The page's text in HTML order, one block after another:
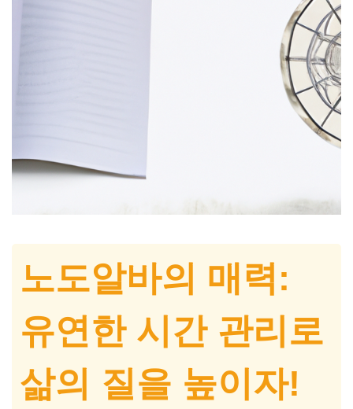
노도알바의 매력:
유연한 시간 관리로
삶의 질을 높이자!